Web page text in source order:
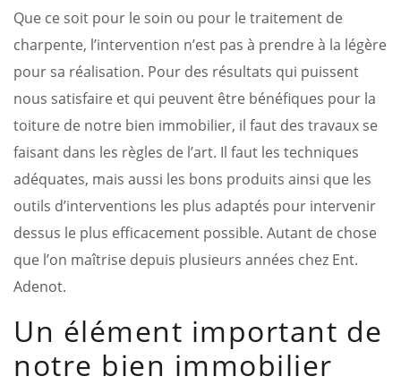
Que ce soit pour le soin ou pour le traitement de
charpente, l’intervention n’est pas à prendre à la légère
pour sa réalisation. Pour des résultats qui puissent
nous satisfaire et qui peuvent être bénéfiques pour la
toiture de notre bien immobilier, il faut des travaux se
faisant dans les règles de l’art. Il faut les techniques
adéquates, mais aussi les bons produits ainsi que les
outils d’interventions les plus adaptés pour intervenir
dessus le plus efficacement possible. Autant de chose
que l’on maîtrise depuis plusieurs années chez Ent.
Adenot.
Un élément important de
notre bien immobilier